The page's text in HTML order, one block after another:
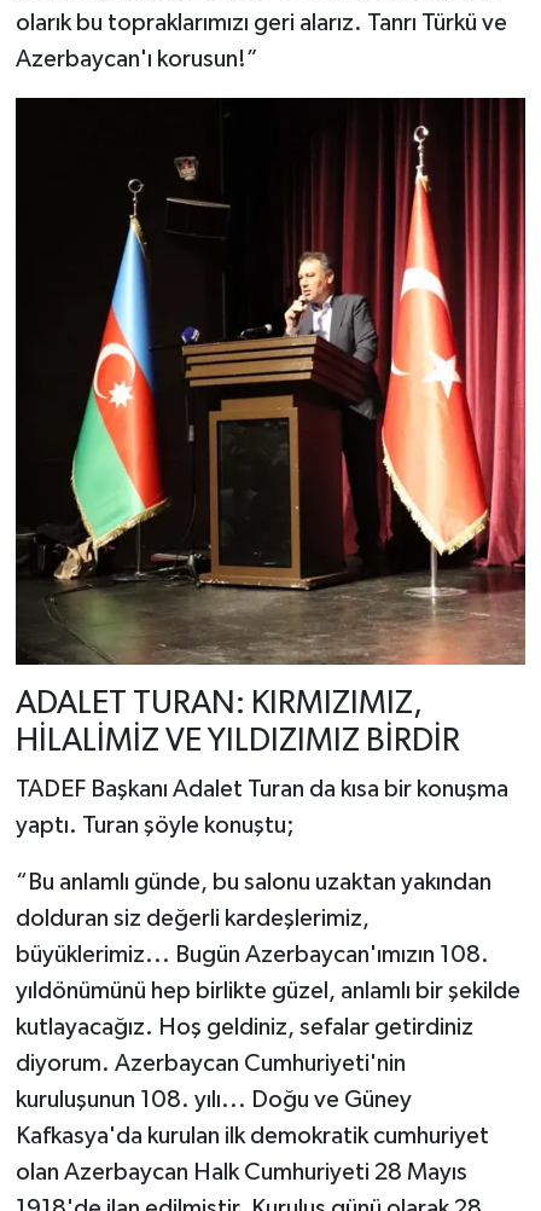
olarık bu topraklarımızı geri alarız. Tanrı Türkü ve
Azerbaycan'ı korusun!”
ADALET TURAN: KIRMIZIMIZ,
HİLALİMİZ VE YILDIZIMIZ BİRDİR
TADEF Başkanı Adalet Turan da kısa bir konuşma
yaptı. Turan şöyle konuştu;
“Bu anlamlı günde, bu salonu uzaktan yakından
dolduran siz değerli kardeşlerimiz,
büyüklerimiz... Bugün Azerbaycan'ımızın 108.
yıldönümünü hep birlikte güzel, anlamlı bir şekilde
kutlayacağız. Hoş geldiniz, sefalar getirdiniz
diyorum. Azerbaycan Cumhuriyeti'nin
kuruluşunun 108. yılı... Doğu ve Güney
Kafkasya'da kurulan ilk demokratik cumhuriyet
olan Azerbaycan Halk Cumhuriyeti 28 Mayıs